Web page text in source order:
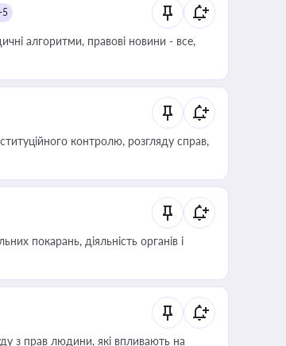
алгоритми, правові новини - все,
контролю, розгляду справ,
покарань, діяльність органів і
з прав людини, які впливають на